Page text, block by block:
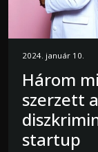
2024. január 10.
Három
szerzett
startup